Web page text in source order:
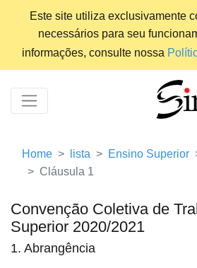
Este site utiliza exclusivamente
necessários para seu
informações, consulte nossa
Home lista Ensino Superior
Cláusula 1
Convenção Coletiva de
Superior 2020/2021
1. Abrangência